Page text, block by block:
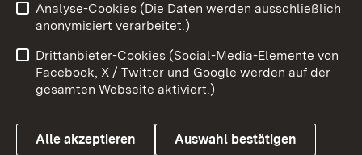
Benutzungshinweise
Barrierefreiheit
Datenschutz
Cookies
Analyse-Cookies (Die Daten werden ausschließlich
anonymisiert verarbeitet.)
Drittanbieter-Cookies (Social-Media-Elemente von
Facebook, X / Twitter und Google werden auf der
gesamten Webseite aktiviert.)
Alle akzeptieren Auswahl bestätigen